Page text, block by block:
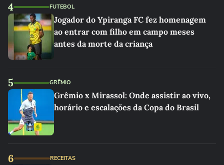
4 FUTEBOL
Jogador do Ypiranga FC fez homenagem
ao entrar com filho em campo meses
antes da morte da criança
5 GRÊMIO
Grêmio x Mirassol: Onde assistir ao vivo,
horário e escalações da Copa do Brasil
6 RECEITAS